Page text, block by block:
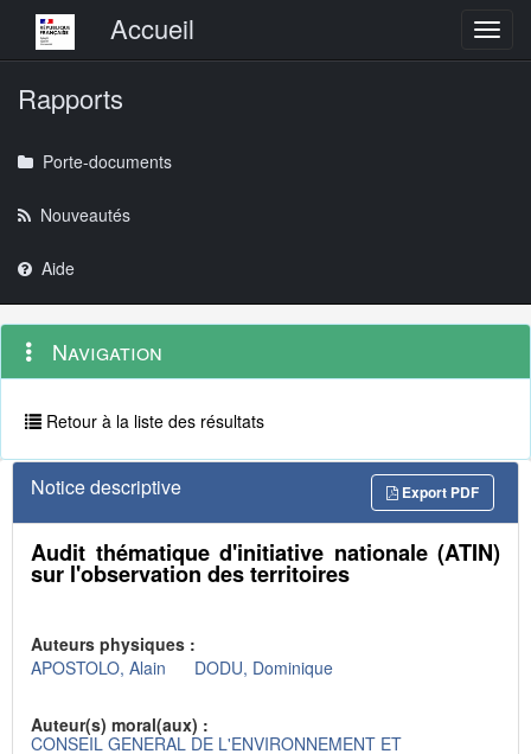
Menu principalAccueil
Rapports
Porte-documents
Nouveautés
Aide
Navigation
outils
Menu
contextuel
Navigation
Retour à la liste des résultats
Notice descriptive Export PDF
Audit thématique d'initiative nationale (ATIN)
sur l'observation des territoires
Auteurs physiques :
APOSTOLO, Alain
DODU, Dominique
Auteur(s) moral(aux) :
CONSEIL GENERAL DE L'ENVIRONNEMENT ET